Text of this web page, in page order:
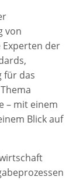
von
Experten der
für das
– mit einem
Blick auf